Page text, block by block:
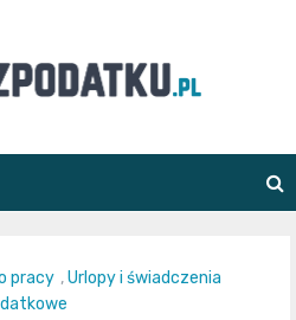
pracy ,Urlopy i świadczenia